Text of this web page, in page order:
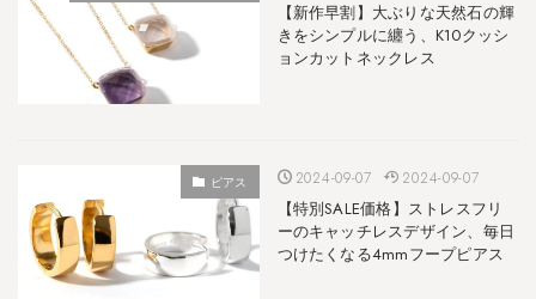
【新作早割】大ぶりな天然石の輝
きをシンプルに纏う、K10クッシ
ョンカットネックレス
ピアス 2024-09-07 2024-09-07
【特別SALE価格】ストレスフリ
ーのキャッチレスデザイン、毎日
つけたくなる4mmフープピアス